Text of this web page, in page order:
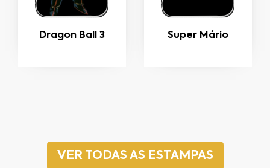
Dragon Ball 3 Super Mário
VER TODAS AS ESTAMPAS